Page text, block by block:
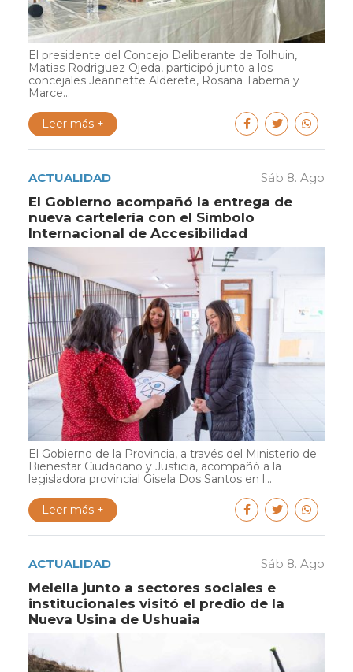
El presidente del Concejo Deliberante de Tolhuin,
Matias Rodriguez Ojeda, participó junto a los
concejales Jeannette Alderete, Rosana Taberna y
Marce...
Leer más +
ACTUALIDAD Sáb 8. Ago
El Gobierno acompañó la entrega de
nueva cartelería con el Símbolo
Internacional de Accesibilidad
El Gobierno de la Provincia, a través del Ministerio de
Bienestar Ciudadano y Justicia, acompañó a la
legisladora provincial Gisela Dos Santos en l...
Leer más +
ACTUALIDAD Sáb 8. Ago
Melella junto a sectores sociales e
institucionales visitó el predio de la
Nueva Usina de Ushuaia